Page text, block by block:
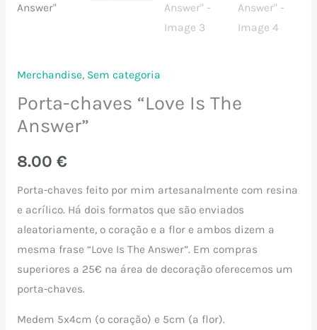
Merchandise, Sem categoria
Porta-chaves “Love Is The
Answer”
8.00 €
Porta-chaves feito por mim artesanalmente com resina
e acrílico. Há dois formatos que são enviados
aleatoriamente, o coração e a flor e ambos dizem a
mesma frase “Love Is The Answer”. Em compras
superiores a 25€ na área de decoração oferecemos um
porta-chaves.
Medem 5x4cm (o coração) e 5cm (a flor).